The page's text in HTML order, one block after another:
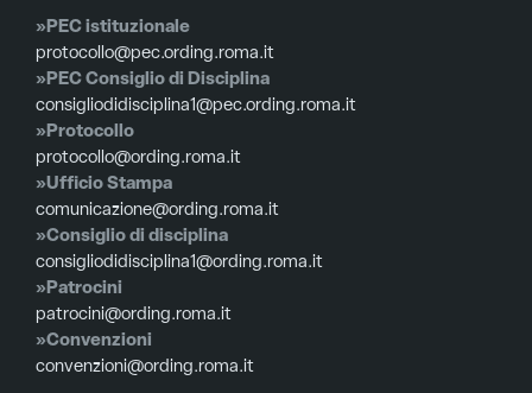
»PEC istituzionale
protocollo@pec.ording.roma.it
»PEC Consiglio di Disciplina
consigliodidisciplina1@pec.ording.roma.it
»Protocollo
protocollo@ording.roma.it
»Ufficio Stampa
comunicazione@ording.roma.it
»Consiglio di disciplina
consigliodidisciplina1@ording.roma.it
»Patrocini
patrocini@ording.roma.it
»Convenzioni
convenzioni@ording.roma.it